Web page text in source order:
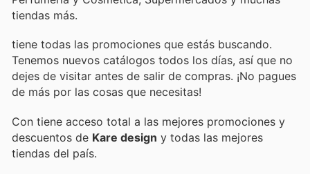
tiendas más.
tiene todas las promociones que estás buscando.
Tenemos nuevos catálogos todos los días, así que no
dejes de visitar antes de salir de compras. ¡No pagues
de más por las cosas que necesitas!
Con tiene acceso total a las mejores promociones y
descuentos de Kare design y todas las mejores
tiendas del país.